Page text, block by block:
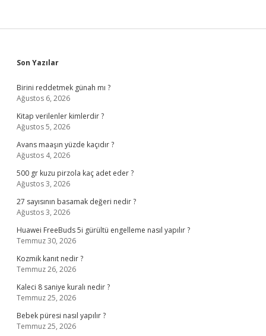
Sidebar
Son Yazılar
Birini reddetmek günah mı ?
Ağustos 6, 2026
Kitap verilenler kimlerdir ?
Ağustos 5, 2026
Avans maaşın yüzde kaçıdır ?
Ağustos 4, 2026
500 gr kuzu pirzola kaç adet eder ?
Ağustos 3, 2026
27 sayısının basamak değeri nedir ?
Ağustos 3, 2026
Huawei FreeBuds 5i gürültü engelleme nasıl yapılır ?
Temmuz 30, 2026
Kozmik kanıt nedir ?
Temmuz 26, 2026
Kaleci 8 saniye kuralı nedir ?
Temmuz 25, 2026
Bebek püresi nasıl yapılır ?
Temmuz 25, 2026